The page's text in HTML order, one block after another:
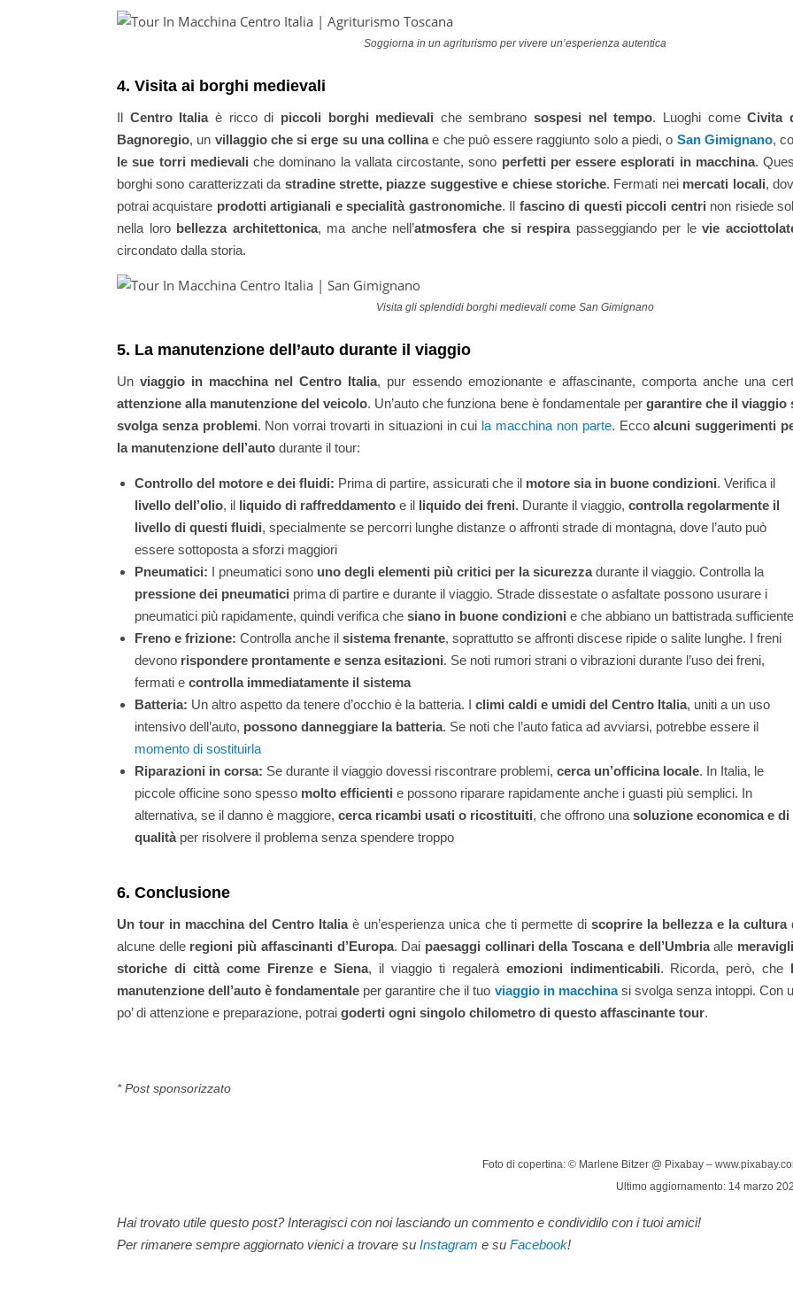
Soggiorna in un agriturismo per vivere un’esperienza autentica
4. Visita ai borghi medievali
Il Centro Italiaè ricco di piccoli borghi medievali che sembranosospesi nel tempo. Luoghi comeCivita
Bagnoregio, un villaggio che si erge su una collinae che può essere raggiunto solo a piedi, o San Gimignano,
le sue torri medievali che dominano la vallata circostante, sono perfetti per essere esplorati in macchina.
borghi sono caratterizzati da stradine strette, piazze suggestive e chiese storiche. Fermati nei mercati locali,
potrai acquistare prodotti artigianali e specialità gastronomiche. Il fascino di questi piccoli centri non risiede
nella loro bellezza architettonica, ma anche nell’atmosfera che si respirapasseggiando per levie
circondato dalla storia.
Visita gli splendidi borghi medievali come San Gimignano
5. La manutenzione dell’auto durante il viaggio
Unviaggio in macchina nel Centro Italia, pur essendo emozionante e affascinante, comporta anche una
attenzione alla manutenzione del veicolo. Un’auto che funziona bene è fondamentale per garantire che il viaggio
svolga senza problemi. Non vorrai trovarti in situazioni in cui la macchina non parte. Eccoalcuni suggerimenti
la manutenzione dell’auto durante il tour:
Controllo del motore e dei fluidi: Prima di partire, assicurati che il motore sia in buone condizioni. Verifica il
livello dell’olio, il liquido di raffreddamento e il liquido dei freni. Durante il viaggio, controlla regolarmente il
livello di questi fluidi, specialmente se percorri lunghe distanze o affronti strade di montagna, dove l’auto può
essere sottoposta a sforzi maggiori
Pneumatici: I pneumatici sono uno degli elementi più critici per la sicurezzadurante il viaggio. Controlla la
pressione dei pneumatici prima di partire e durante il viaggio. Strade dissestate o asfaltate possono usurare i
pneumatici più rapidamente, quindi verifica che siano in buone condizioni e che abbiano un battistrada sufficiente
Freno e frizione: Controlla anche il sistema frenante, soprattutto se affronti discese ripide o salite lunghe. I freni
devono rispondere prontamente e senza esitazioni. Se noti rumori strani o vibrazioni durante l’uso dei freni,
fermati e controlla immediatamente il sistema
Batteria: Un altro aspetto da tenere d’occhio è la batteria. I climi caldi e umidi del Centro Italia, uniti a un uso
intensivo dell’auto, possono danneggiare la batteria. Se noti che l’auto fatica ad avviarsi, potrebbe essere il
momento di sostituirla
Riparazioni in corsa: Se durante il viaggio dovessi riscontrare problemi, cerca un’officina locale. In Italia, le
piccole officine sono spesso molto efficienti e possono riparare rapidamente anche i guasti più semplici. In
alternativa, se il danno è maggiore, cerca ricambi usati o ricostituiti, che offrono una soluzione economica e di
qualità per risolvere il problema senza spendere troppo
6. Conclusione
Un tour in macchina del Centro Italiaè un’esperienza unica che ti permette di scoprire la bellezza e la cultura
alcune delle regioni più affascinanti d’Europa. Dai paesaggi collinari della Toscana e dell’Umbriaalle
storiche di città come Firenze e Siena, il viaggio ti regalerà emozioni indimenticabili. Ricorda, però, che
manutenzione dell’auto è fondamentale per garantire che il tuo viaggio in macchinasi svolga senza intoppi. Con
po’ di attenzione e preparazione, potrai goderti ogni singolo chilometro di questo affascinante tour.
* Post sponsorizzato
Foto di copertina: © Marlene Bitzer @ Pixabay –
Ultimo aggiornamento: 14 marzo
Hai trovato utile questo post? Interagisci con noi lasciando un commento e condividilo con i tuoi amici!
Per rimanere sempre aggiornato vienici a trovare su Instagram e su Facebook!